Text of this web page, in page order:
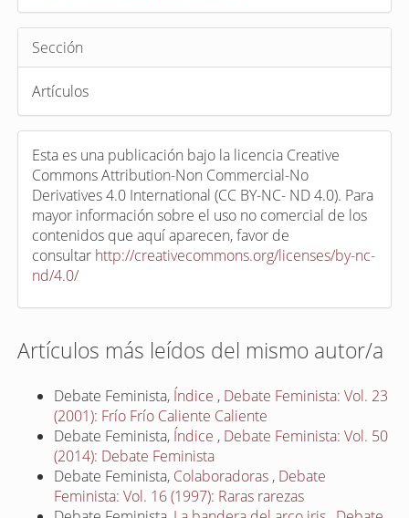
Sección
Artículos
Esta es una publicación bajo la licencia Creative
Commons Attribution-Non Commercial-No
Derivatives 4.0 International (CC BY-NC- ND 4.0). Para
mayor información sobre el uso no comercial de los
contenidos que aquí aparecen, favor de
consultar http://creativecommons.org/licenses/by-nc-
nd/4.0/
Artículos más leídos del mismo autor/a
Debate Feminista, Índice , Debate Feminista: Vol. 23
(2001): Frío Frío Caliente Caliente
Debate Feminista, Índice , Debate Feminista: Vol. 50
(2014): Debate Feminista
Debate Feminista, Colaboradoras , Debate
Feminista: Vol. 16 (1997): Raras rarezas